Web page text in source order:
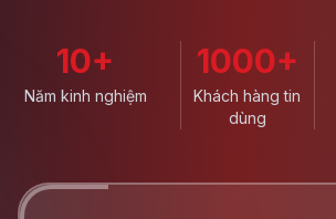
10+
Năm kinh nghiệm
1000+
Khách hàng tin
dùng